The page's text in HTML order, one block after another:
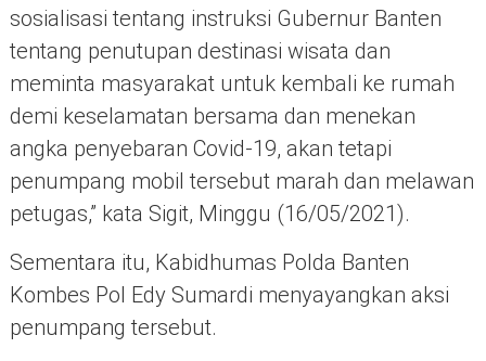
sosialisasi tentang instruksi Gubernur Banten
tentang penutupan destinasi wisata dan
meminta masyarakat untuk kembali ke rumah
demi keselamatan bersama dan menekan
angka penyebaran Covid-19, akan tetapi
penumpang mobil tersebut marah dan melawan
petugas,” kata Sigit, Minggu (16/05/2021).
Sementara itu, Kabidhumas Polda Banten
Kombes Pol Edy Sumardi menyayangkan aksi
penumpang tersebut.